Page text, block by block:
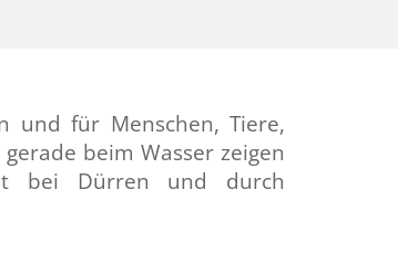
und für Menschen, Tiere,
beim Wasser zeigen
bei Dürren und durch